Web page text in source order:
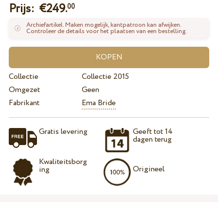
Prijs: €249.00
Archiefartikel. Maken mogelijk, kantpatroon kan afwijken.
Controleer de details voor het plaatsen van een bestelling.
Collectie
Collectie 2015
Omgezet
Geen
Fabrikant
Ema Bride
Gratis levering
Kwaliteitsborg
ing
Geeft tot 14
dagen terug
Origineel